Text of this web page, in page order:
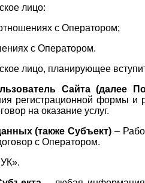
лицо:
с Оператором;
с Оператором.
лицо, планирующее
Сайта (далее
регистрационной формы и
на оказание услуг.
(также Субъект) –
с Оператором.
».